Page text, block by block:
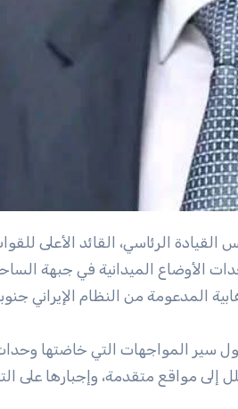
الأوضاع الميدانية في جبهة
المدعومة من النظام الإيراني
المواجهات التي خاضتها
إلى مواقع متقدمة، وإجبارها على